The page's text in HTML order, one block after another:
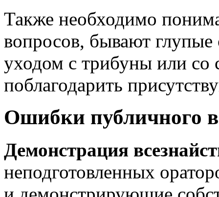
Также необходимо
вопросов, бывают
уходом с трибуны или со
поблагодарить
Ошибки публичного
Демонстрация
неподготовленных